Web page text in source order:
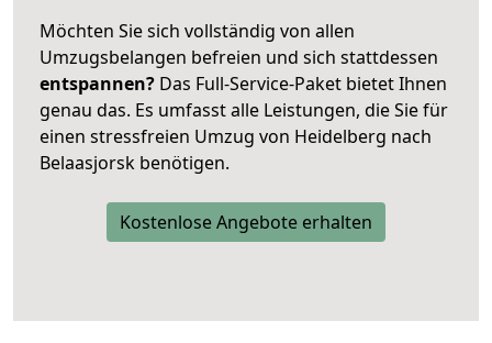
Möchten Sie sich vollständig von allen
Umzugsbelangen befreien und sich stattdessen
entspannen? Das Full-Service-Paket bietet Ihnen
genau das. Es umfasst alle Leistungen, die Sie für
einen stressfreien Umzug von Heidelberg nach
Belaasjorsk benötigen.
Kostenlose Angebote erhalten